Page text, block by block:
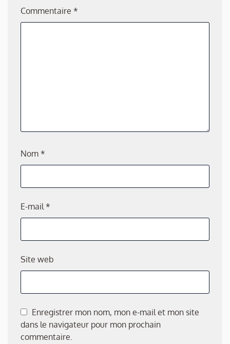
Commentaire *
Nom *
E-mail*
Site web
Enregistrer mon nom, mon e-mail et mon site
dans le navigateur pour mon prochain
commentaire.